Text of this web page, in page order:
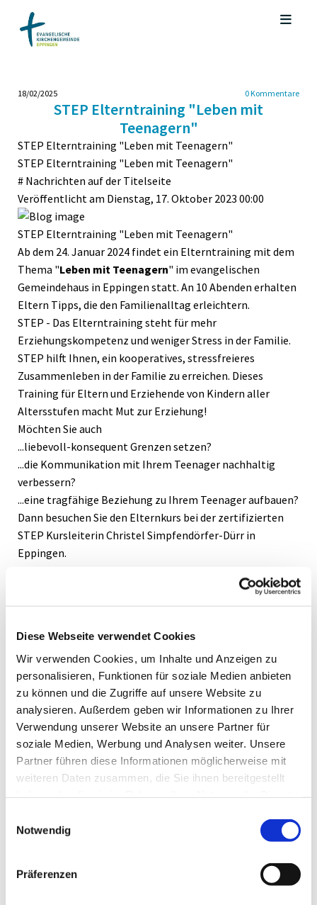
Diese Webseite verwendet Cookies
Wir verwenden Cookies, um Inhalte und Anzeigen zu
personalisieren, Funktionen für soziale Medien anbieten
zu können und die Zugriffe auf unsere Website zu
analysieren. Außerdem geben wir Informationen zu Ihrer
Verwendung unserer Website an unsere Partner für
soziale Medien, Werbung und Analysen weiter. Unsere
Partner führen diese Informationen möglicherweise mit
weiteren Daten zusammen, die Sie ihnen bereitgestellt
Notwendig
Präferenzen
18/02/2025 0Kommentare
STEP Elterntraining "Leben mit
Teenagern"
STEP Elterntraining "Leben mit Teenagern"
STEP Elterntraining "Leben mit Teenagern"
# Nachrichten auf der Titelseite
Veröffentlicht am Dienstag, 17. Oktober 2023 00:00
STEP Elterntraining "Leben mit Teenagern"
Ab dem 24. Januar 2024 findet ein Elterntraining mit dem
Thema "Leben mit Teenagern" im evangelischen
Gemeindehaus in Eppingen statt. An 10 Abenden erhalten
Eltern Tipps, die den Familienalltag erleichtern.
STEP - Das Elterntraining steht für mehr
Erziehungskompetenz und weniger Stress in der Familie.
STEP hilft Ihnen, ein kooperatives, stressfreieres
Zusammenleben in der Familie zu erreichen. Dieses
Training für Eltern und Erziehende von Kindern aller
Altersstufen macht Mut zur Erziehung!
Möchten Sie auch
...liebevoll-konsequent Grenzen setzen?
...die Kommunikation mit Ihrem Teenager nachhaltig
verbessern?
...eine tragfähige Beziehung zu Ihrem Teenager aufbauen?
Dann besuchen Sie den Elternkurs bei der zertifizierten
STEP Kursleiterin Christel Simpfendörfer-Dürr in
Eppingen.
Einführungsabend : 24. Januar 2024. Weitere Termine: 31.
Januar, 7. Februar, 21. Februar, 28. Februar, 6. März, 13.
Kosten:Dieser Kurs ist über das Landesprogramm
STÄRKE finanziert. Für Sie entstehen keine Kosten,
lediglich das Arbeitsbuch für 18,95€ ist beim 1. Treffen zu
bezahlen
Hiergeht´s zur Anmeldung:
Anmeldung STEP Elterntraining : Mehr
Erziehungskompetenz - Leben mit Teenagern